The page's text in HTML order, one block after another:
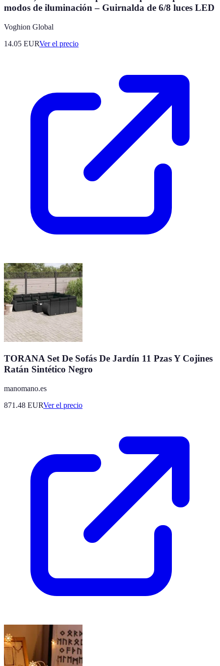
modos de iluminación – Guirnalda de 6/8 luces LED
Voghion Global
14.05 EURVer el precio
TORANA Set De Sofás De Jardín 11 Pzas Y Cojines
Ratán Sintético Negro
manomano.es
871.48 EURVer el precio